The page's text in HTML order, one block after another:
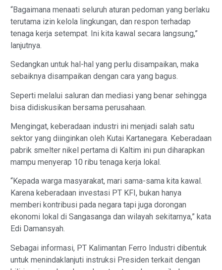
“Bagaimana menaati seluruh aturan pedoman yang berlaku
terutama izin kelola lingkungan, dan respon terhadap
tenaga kerja setempat. Ini kita kawal secara langsung,”
lanjutnya.
Sedangkan untuk hal-hal yang perlu disampaikan, maka
sebaiknya disampaikan dengan cara yang bagus.
Seperti melalui saluran dan mediasi yang benar sehingga
bisa didiskusikan bersama perusahaan.
Mengingat, keberadaan industri ini menjadi salah satu
sektor yang diinginkan oleh Kutai Kartanegara. Keberadaan
pabrik smelter nikel pertama di Kaltim ini pun diharapkan
mampu menyerap 10 ribu tenaga kerja lokal.
“Kepada warga masyarakat, mari sama-sama kita kawal.
Karena keberadaan investasi PT KFI, bukan hanya
memberi kontribusi pada negara tapi juga dorongan
ekonomi lokal di Sangasanga dan wilayah sekitarnya,” kata
Edi Damansyah.
Sebagai informasi, PT Kalimantan Ferro Industri dibentuk
untuk menindaklanjuti instruksi Presiden terkait dengan